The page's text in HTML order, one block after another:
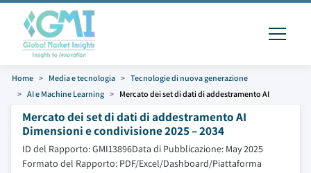
Home Media e tecnologia
Tecnologie di nuova generazione
AI e Machine Learning
Mercato dei set di dati di addestramento AI
Mercato dei set di dati di addestramento AI
Dimensioni e condivisione 2025 – 2034
ID del Rapporto: GMI13896Data di Pubblicazione: May 2025
Formato del Rapporto: PDF/Excel/Dashboard/Piattaforma